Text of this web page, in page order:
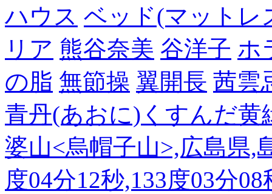
ハウス ベッド(マットレ
リア 熊谷奈美 谷洋子 ホ
の脂 無節操 翼開長 茜雲
青丹(あおに)くすんだ黄
婆山<烏帽子山>,広島県,
度04分12秒,133度03分